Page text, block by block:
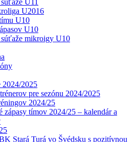
U2016
U10
U10
mikroigy U10
2024/2025
pre sezónu 2024/2025
2024/25
zápasy tímov 2024/25 – kalendár a
Stará Turá vo Švédsku s pozitívnou